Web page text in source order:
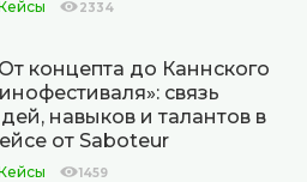
2334
концепта до Каннского
связь
навыков и талантов в
от Saboteur
1459